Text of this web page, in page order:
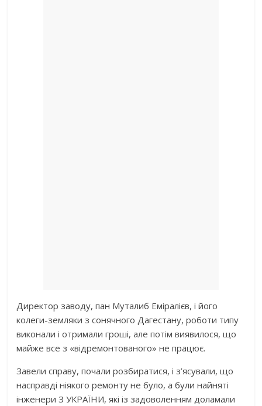
Директор заводу, пан Муталиб Еміралієв, і його
колеги-земляки з сонячного Дагестану, роботи типу
виконали і отримали гроші, але потім виявилося, що
майже все з «відремонтованого» не працює.
Завели справу, почали розбиратися, і з’ясували, що
насправді ніякого ремонту не було, а були найняті
інженери З УКРАЇНИ, які із задоволенням доламали